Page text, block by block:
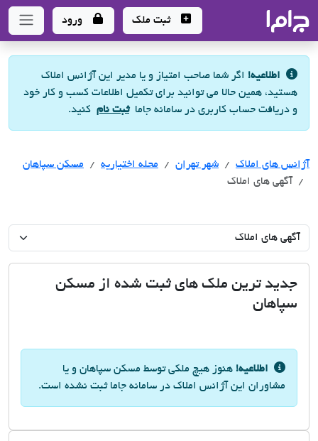
- سامانه جامع املاک و مشاورین املاک
ثبت ملک ورود
اطلاعیه! اگر شما صاحب امتیاز و یا مدیر این آژانس املاک
هستید، همین حالا می توانید برای تکمیل اطلاعات کسب و کار خود
و دریافت حساب کاربری در سامانه جاماثبت نام کنید.
آژانس های املاک آژانس های املاک
شهر تهران آژانس های املاک
محله اختیاریه
مسکن سپاهان
آگهی های املاک
جدید ترین ملک های ثبت شده از مسکن
سپاهان
اطلاعیه! هنوز هیچ ملکی توسط مسکن سپاهان و یا
مشاوران این آژانس املاک در سامانه جاما ثبت نشده است.